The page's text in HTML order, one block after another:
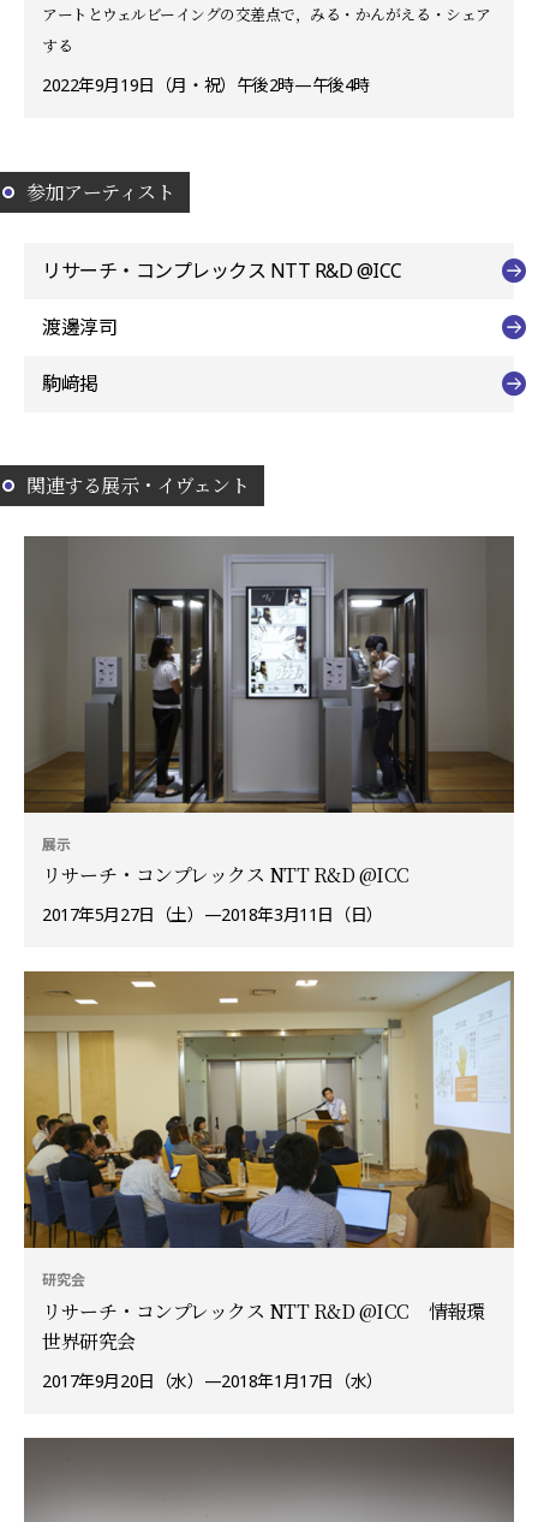
アートとウェルビーイングの交差点で，みる・かんがえる・シェア
する
2022年9月19日（月・祝）午後2時—午後4時
参加アーティスト
リサーチ・コンプレックス NTT R&D @ICC
渡邊淳司
駒﨑掲
関連する展示・イヴェント
展示
リサーチ・コンプレックス NTT R&D @ICC
2017年5月27日（土）—2018年3月11日（日）
研究会
リサーチ・コンプレックス NTT R&D @ICC 情報環
世界研究会
2017年9月20日（水）—2018年1月17日（水）